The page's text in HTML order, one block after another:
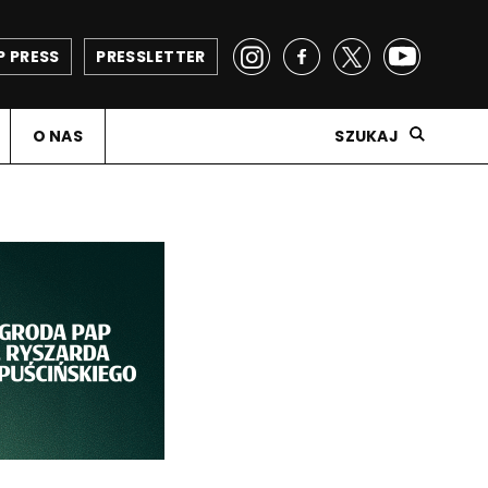
PRESSLETTER
PRESS
O NAS SZUKAJ